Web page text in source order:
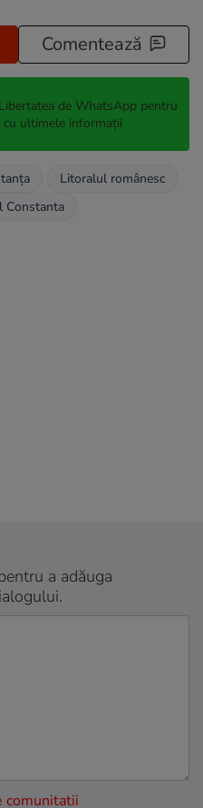
Comentează
de WhatsApp pentru
cu ultimele informații
Litoralul românesc
Constanta
a adăuga
comunitatii